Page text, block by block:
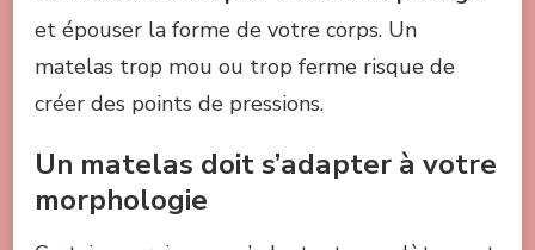
et épouser la forme de votre corps. Un
matelas trop mou ou trop ferme risque de
créer des points de pressions.
Un matelas doit s’adapter à votre
morphologie